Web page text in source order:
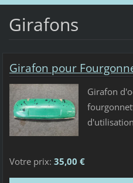
Girafons
Girafon pour
Girafon
Votre prix: 35,00 €